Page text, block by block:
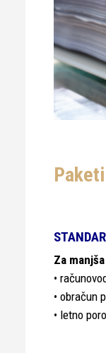
Za
•
• obračun
• letno